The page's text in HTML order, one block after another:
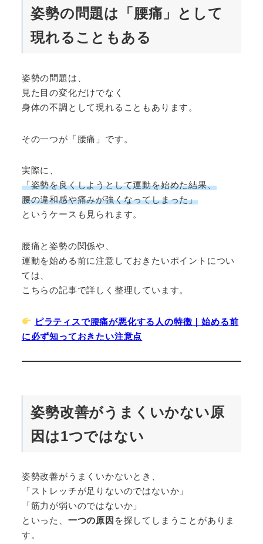
姿勢の問題は「腰痛」として
現れることもある
姿勢の問題は、
見た目の変化だけでなく
身体の不調として現れることもあります。
その一つが「腰痛」です。
実際に、
「姿勢を良くしようとして運動を始めた結果、
腰の違和感や痛みが強くなってしまった」
というケースも見られます。
腰痛と姿勢の関係や、
運動を始める前に注意しておきたいポイントについ
ては、
こちらの記事で詳しく整理しています。
ピラティスで腰痛が悪化する人の特徴｜始める前
に必ず知っておきたい注意点
姿勢改善がうまくいかない原
因は1つではない
姿勢改善がうまくいかないとき、
「ストレッチが足りないのではないか」
「筋力が弱いのではないか」
といった、 一つの原因 を探してしまうことがありま
す。